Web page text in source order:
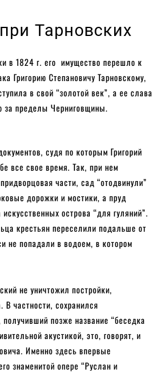
Тарновских
в 1824 г. его имущество перешло к
Григорию Степановичу Тарновскому,
в свой “золотой век”, а ее слава
за пределы Черниговщины.
судя по которым Григорий
все свое время. Так, при нем
части, сад “отодвинули”
дорожки и мостики, а пруд
острова “для гуляний”.
крестьян переселили подальше от
не попадали в водоем, в котором
не уничтожил постройки,
В частности, сохранился
позже название “беседка
акустикой, это, говорят, и
Именно здесь впервые
знаменитой опере “Руслан и